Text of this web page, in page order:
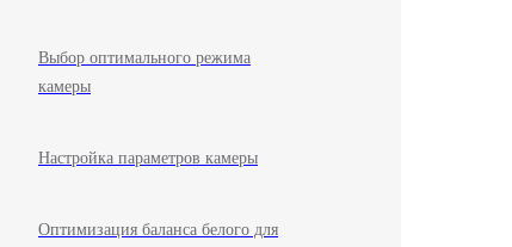
Выбор оптимального режима
камеры
Настройка параметров камеры
Оптимизация баланса белого для